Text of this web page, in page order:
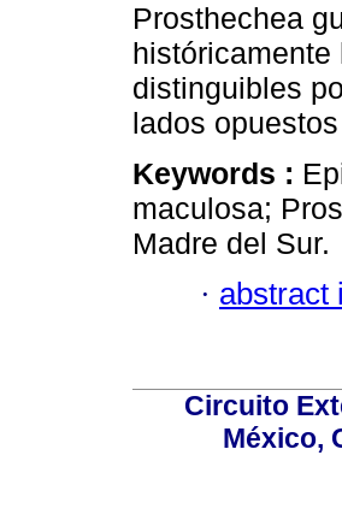
Prosthechea
distinguibles
lados
Keywords :
maculosa;
Madre del Sur.
· abstract
Circuito
México,